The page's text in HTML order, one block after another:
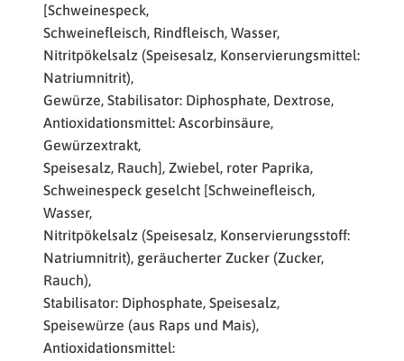
[Schweinespeck,
Schweinefleisch, Rindfleisch, Wasser,
Nitritpökelsalz (Speisesalz, Konservierungsmittel:
Natriumnitrit),
Gewürze, Stabilisator: Diphosphate, Dextrose,
Antioxidationsmittel: Ascorbinsäure,
Gewürzextrakt,
Speisesalz, Rauch], Zwiebel, roter Paprika,
Schweinespeck geselcht [Schweinefleisch,
Wasser,
Nitritpökelsalz (Speisesalz, Konservierungsstoff:
Natriumnitrit), geräucherter Zucker (Zucker,
Rauch),
Stabilisator: Diphosphate, Speisesalz,
Speisewürze (aus Raps und Mais),
Antioxidationsmittel: